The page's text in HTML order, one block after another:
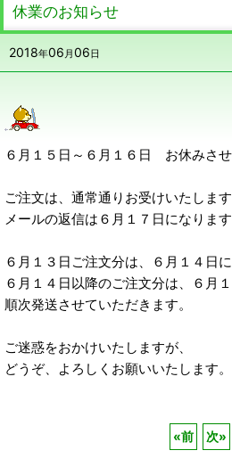
休業のお知らせ
2018年06 月 06 日
６月１５日～６月１６日 お休みさせ
ご注文は、通常通りお受けいたします
メールの返信は６月１７日になります
６月１３日ご注文分は、６月１４日
６月１４日以降のご注文分は、６月
順次発送させていただきます。
ご迷惑をおかけいたしますが、
どうぞ、よろしくお願いいたします。
«前 次»